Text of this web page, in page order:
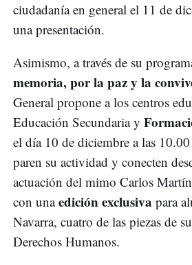
ciudadanía en general el 11 de
una presentación.
Asimismo, a través de su
memoria, por la paz y la
General propone a los centros
Educación Secundaria y
el día 10 de diciembre a las
paren su actividad y conecten
actuación del mimo Carlos
con unaedición exclusiva para
Navarra, cuatro de las piezas de
Derechos Humanos.